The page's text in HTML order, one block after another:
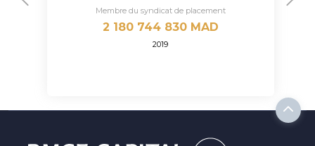
Membre du syndicat de placement
2 180 744 830 MAD
2019
Previous